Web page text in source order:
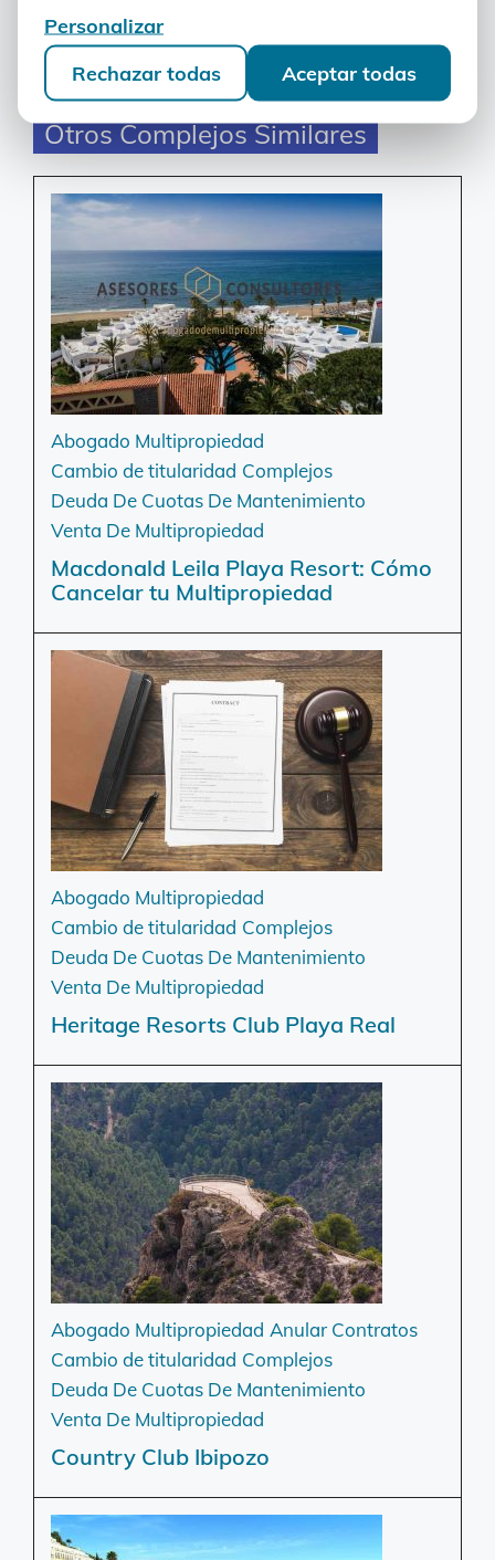
que participa en la revisión jurídica de los
contenidos publicados en esta web.
Otros Complejos Similares
Abogado Multipropiedad
Cambio de titularidad Complejos
Deuda De Cuotas De Mantenimiento
Venta De Multipropiedad
Macdonald Leila Playa Resort: Cómo
Cancelar tu Multipropiedad
Abogado Multipropiedad
Cambio de titularidad Complejos
Deuda De Cuotas De Mantenimiento
Venta De Multipropiedad
Heritage Resorts Club Playa Real
Abogado Multipropiedad Anular Contratos
Cambio de titularidad Complejos
Deuda De Cuotas De Mantenimiento
Venta De Multipropiedad
Country Club Ibipozo
Personalizar
Rechazar todas
Aceptar todas
Personalizar
Rechazar todas
Aceptar todas